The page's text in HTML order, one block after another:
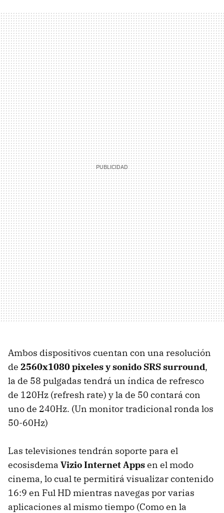
Ambos dispositivos cuentan con una resolución
de 2560x1080 pixeles y sonido SRS surround,
la de 58 pulgadas tendrá un índica de refresco
de 120Hz (refresh rate) y la de 50 contará con
uno de 240Hz. (Un monitor tradicional ronda los
50-60Hz)
Las televisiones tendrán soporte para el
ecosisdema Vizio Internet Appsen el modo
cinema, lo cual te permitirá visualizar contenido
16:9 en Ful HD mientras navegas por varias
aplicaciones al mismo tiempo (Como en la